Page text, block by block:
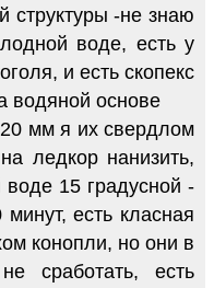
структуры -не знаю
воде, есть у
и есть скопекс
водяной основе
20 мм я их свердлом
ледкор нанизить,
15 градусной -
минут, есть класная
конопли, но они в
сработать, есть